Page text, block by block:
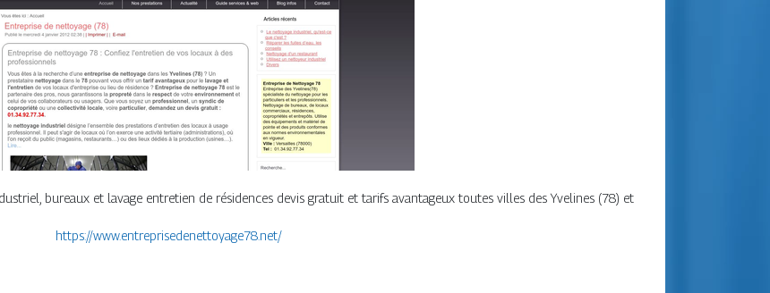
bureaux et lavage entretien de résidences devis gratuit et tarifs avantageux toutes villes des Yvelines (78) et
https://www.entreprisedenettoyage78.net/